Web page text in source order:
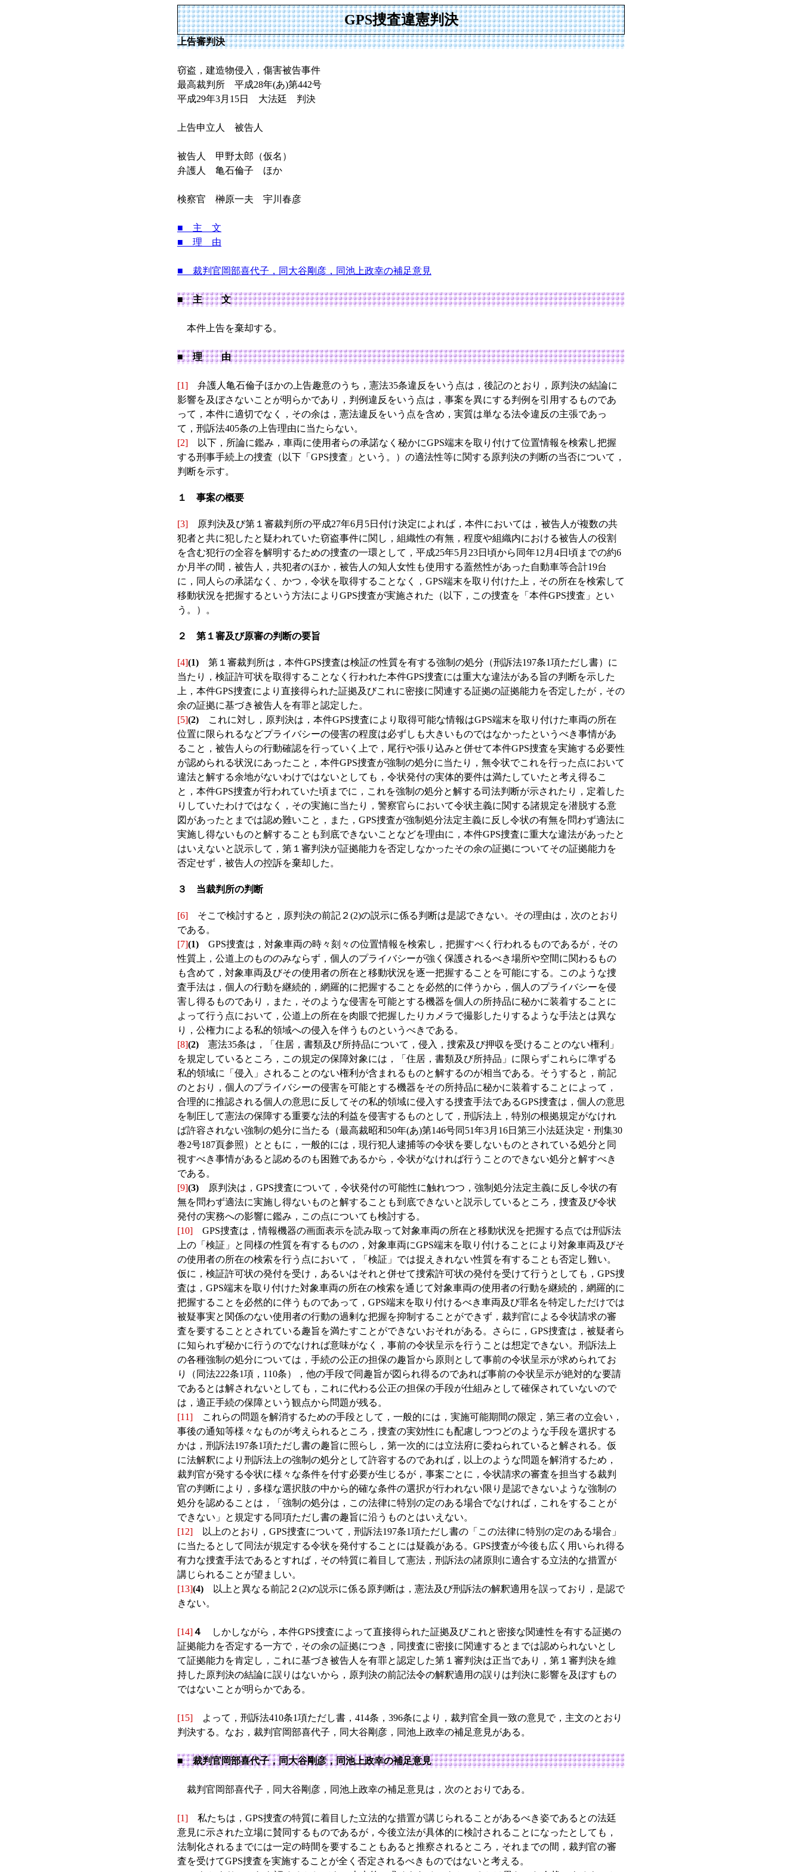
GPS捜査違憲判決
上告審判決
窃盗，建造物侵入，傷害被告事件
最高裁判所 平成28年(あ)第442号
平成29年3月15日 大法廷 判決
上告申立人 被告人
被告人 甲野太郎（仮名）
弁護人 亀石倫子 ほか
検察官 榊原一夫 宇川春彦
■ 主 文
■ 理 由
■ 裁判官岡部喜代子，同大谷剛彦，同池上政幸の補足意見
■ 主 文
本件上告を棄却する。
■ 理 由
[1] 弁護人亀石倫子ほかの上告趣意のうち，憲法35条違反をいう点は，後記のとおり，原判決の結論に
影響を及ぼさないことが明らかであり，判例違反をいう点は，事案を異にする判例を引用するものであ
って，本件に適切でなく，その余は，憲法違反をいう点を含め，実質は単なる法令違反の主張であっ
て，刑訴法405条の上告理由に当たらない。
[2] 以下，所論に鑑み，車両に使用者らの承諾なく秘かにGPS端末を取り付けて位置情報を検索し把握
する刑事手続上の捜査（以下「GPS捜査」という。）の適法性等に関する原判決の判断の当否について，
判断を示す。
１ 事案の概要
[3] 原判決及び第１審裁判所の平成27年6月5日付け決定によれば，本件においては，被告人が複数の共
犯者と共に犯したと疑われていた窃盗事件に関し，組織性の有無，程度や組織内における被告人の役割
を含む犯行の全容を解明するための捜査の一環として，平成25年5月23日頃から同年12月4日頃までの約6
か月半の間，被告人，共犯者のほか，被告人の知人女性も使用する蓋然性があった自動車等合計19台
に，同人らの承諾なく、かつ，令状を取得することなく，GPS端末を取り付けた上，その所在を検索して
移動状況を把握するという方法によりGPS捜査が実施された（以下，この捜査を「本件GPS捜査」とい
う。）。
２ 第１審及び原審の判断の要旨
[4](1) 第１審裁判所は，本件GPS捜査は検証の性質を有する強制の処分（刑訴法197条1項ただし書）に
当たり，検証許可状を取得することなく行われた本件GPS捜査には重大な違法がある旨の判断を示した
上，本件GPS捜査により直接得られた証拠及びこれに密接に関連する証拠の証拠能力を否定したが，その
余の証拠に基づき被告人を有罪と認定した。
[5](2) これに対し，原判決は，本件GPS捜査により取得可能な情報はGPS端末を取り付けた車両の所在
位置に限られるなどプライバシーの侵害の程度は必ずしも大きいものではなかったというべき事情があ
ること，被告人らの行動確認を行っていく上で，尾行や張り込みと併せて本件GPS捜査を実施する必要性
が認められる状況にあったこと，本件GPS捜査が強制の処分に当たり，無令状でこれを行った点において
違法と解する余地がないわけではないとしても，令状発付の実体的要件は満たしていたと考え得るこ
と，本件GPS捜査が行われていた頃までに，これを強制の処分と解する司法判断が示されたり，定着した
りしていたわけではなく，その実施に当たり，警察官らにおいて令状主義に関する諸規定を潜脱する意
図があったとまでは認め難いこと，また，GPS捜査が強制処分法定主義に反し令状の有無を問わず適法に
実施し得ないものと解することも到底できないことなどを理由に，本件GPS捜査に重大な違法があったと
はいえないと説示して，第１審判決が証拠能力を否定しなかったその余の証拠についてその証拠能力を
否定せず，被告人の控訴を棄却した。
３ 当裁判所の判断
[6] そこで検討すると，原判決の前記２(2)の説示に係る判断は是認できない。その理由は，次のとおり
である。
[7](1) GPS捜査は，対象車両の時々刻々の位置情報を検索し，把握すべく行われるものであるが，その
性質上，公道上のもののみならず，個人のプライバシーが強く保護されるべき場所や空間に関わるもの
も含めて，対象車両及びその使用者の所在と移動状況を逐一把握することを可能にする。このような捜
査手法は，個人の行動を継続的，網羅的に把握することを必然的に伴うから，個人のプライバシーを侵
害し得るものであり，また，そのような侵害を可能とする機器を個人の所持品に秘かに装着することに
よって行う点において，公道上の所在を肉眼で把握したりカメラで撮影したりするような手法とは異な
り，公権力による私的領域への侵入を伴うものというべきである。
[8](2) 憲法35条は，「住居，書類及び所持品について，侵入，捜索及び押収を受けることのない権利」
を規定しているところ，この規定の保障対象には，「住居，書類及び所持品」に限らずこれらに準ずる
私的領域に「侵入」されることのない権利が含まれるものと解するのが相当である。そうすると，前記
のとおり，個人のプライバシーの侵害を可能とする機器をその所持品に秘かに装着することによって，
合理的に推認される個人の意思に反してその私的領域に侵入する捜査手法であるGPS捜査は，個人の意思
を制圧して憲法の保障する重要な法的利益を侵害するものとして，刑訴法上，特別の根拠規定がなけれ
ば許容されない強制の処分に当たる（最高裁昭和50年(あ)第146号同51年3月16日第三小法廷決定・刑集30
巻2号187頁参照）とともに，一般的には，現行犯人逮捕等の令状を要しないものとされている処分と同
視すべき事情があると認めるのも困難であるから，令状がなければ行うことのできない処分と解すべき
である。
[9](3) 原判決は，GPS捜査について，令状発付の可能性に触れつつ，強制処分法定主義に反し令状の有
無を問わず適法に実施し得ないものと解することも到底できないと説示しているところ，捜査及び令状
発付の実務への影響に鑑み，この点についても検討する。
[10] GPS捜査は，情報機器の画面表示を読み取って対象車両の所在と移動状況を把握する点では刑訴法
上の「検証」と同様の性質を有するものの，対象車両にGPS端末を取り付けることにより対象車両及びそ
の使用者の所在の検索を行う点において，「検証」では捉えきれない性質を有することも否定し難い。
仮に，検証許可状の発付を受け，あるいはそれと併せて捜索許可状の発付を受けて行うとしても，GPS捜
査は，GPS端末を取り付けた対象車両の所在の検索を通じて対象車両の使用者の行動を継続的，網羅的に
把握することを必然的に伴うものであって，GPS端末を取り付けるべき車両及び罪名を特定しただけでは
被疑事実と関係のない使用者の行動の過剰な把握を抑制することができず，裁判官による令状請求の審
査を要することとされている趣旨を満たすことができないおそれがある。さらに，GPS捜査は，被疑者ら
に知られず秘かに行うのでなければ意味がなく，事前の令状呈示を行うことは想定できない。刑訴法上
の各種強制の処分については，手続の公正の担保の趣旨から原則として事前の令状呈示が求められてお
り（同法222条1項，110条），他の手段で同趣旨が図られ得るのであれば事前の令状呈示が絶対的な要請
であるとは解されないとしても，これに代わる公正の担保の手段が仕組みとして確保されていないので
は，適正手続の保障という観点から問題が残る。
[11] これらの問題を解消するための手段として，一般的には，実施可能期間の限定，第三者の立会い，
事後の通知等様々なものが考えられるところ，捜査の実効性にも配慮しつつどのような手段を選択する
かは，刑訴法197条1項ただし書の趣旨に照らし，第一次的には立法府に委ねられていると解される。仮
に法解釈により刑訴法上の強制の処分として許容するのであれば，以上のような問題を解消するため，
裁判官が発する令状に様々な条件を付す必要が生じるが，事案ごとに，令状請求の審査を担当する裁判
官の判断により，多様な選択肢の中から的確な条件の選択が行われない限り是認できないような強制の
処分を認めることは，「強制の処分は，この法律に特別の定のある場合でなければ，これをすることが
できない」と規定する同項ただし書の趣旨に沿うものとはいえない。
[12] 以上のとおり，GPS捜査について，刑訴法197条1項ただし書の「この法律に特別の定のある場合」
に当たるとして同法が規定する令状を発付することには疑義がある。GPS捜査が今後も広く用いられ得る
有力な捜査手法であるとすれば，その特質に着目して憲法，刑訴法の諸原則に適合する立法的な措置が
講じられることが望ましい。
[13](4) 以上と異なる前記２(2)の説示に係る原判断は，憲法及び刑訴法の解釈適用を誤っており，是認で
きない。
[14]４
しかしながら，本件GPS捜査によって直接得られた証拠及びこれと密接な関連性を有する証拠の
証拠能力を否定する一方で，その余の証拠につき，同捜査に密接に関連するとまでは認められないとし
て証拠能力を肯定し，これに基づき被告人を有罪と認定した第１審判決は正当であり，第１審判決を維
持した原判決の結論に誤りはないから，原判決の前記法令の解釈適用の誤りは判決に影響を及ぼすもの
ではないことが明らかである。
[15] よって，刑訴法410条1項ただし書，414条，396条により，裁判官全員一致の意見で，主文のとおり
判決する。なお，裁判官岡部喜代子，同大谷剛彦，同池上政幸の補足意見がある。
■ 裁判官岡部喜代子，同大谷剛彦，同池上政幸の補足意見
裁判官岡部喜代子，同大谷剛彦，同池上政幸の補足意見は，次のとおりである。
[1] 私たちは，GPS捜査の特質に着目した立法的な措置が講じられることがあるべき姿であるとの法廷
意見に示された立場に賛同するものであるが，今後立法が具体的に検討されることになったとしても，
法制化されるまでには一定の時間を要することもあると推察されるところ，それまでの間，裁判官の審
査を受けてGPS捜査を実施することが全く否定されるべきものではないと考える。